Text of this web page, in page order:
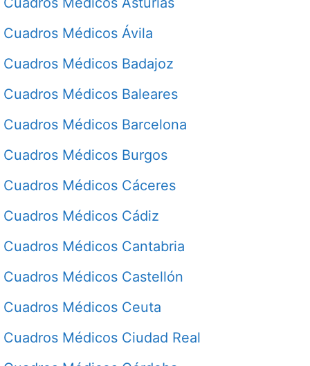
Cuadros Médicos Ávila
Cuadros Médicos Badajoz
Cuadros Médicos Baleares
Cuadros Médicos Barcelona
Cuadros Médicos Burgos
Cuadros Médicos Cáceres
Cuadros Médicos Cádiz
Cuadros Médicos Cantabria
Cuadros Médicos Castellón
Cuadros Médicos Ceuta
Cuadros Médicos Ciudad Real